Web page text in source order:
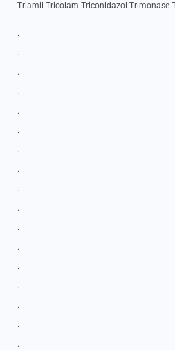
Triamil Tricolam Triconidazol Trimonase
.
.
.
.
.
.
.
.
.
.
.
.
.
.
.
.
.